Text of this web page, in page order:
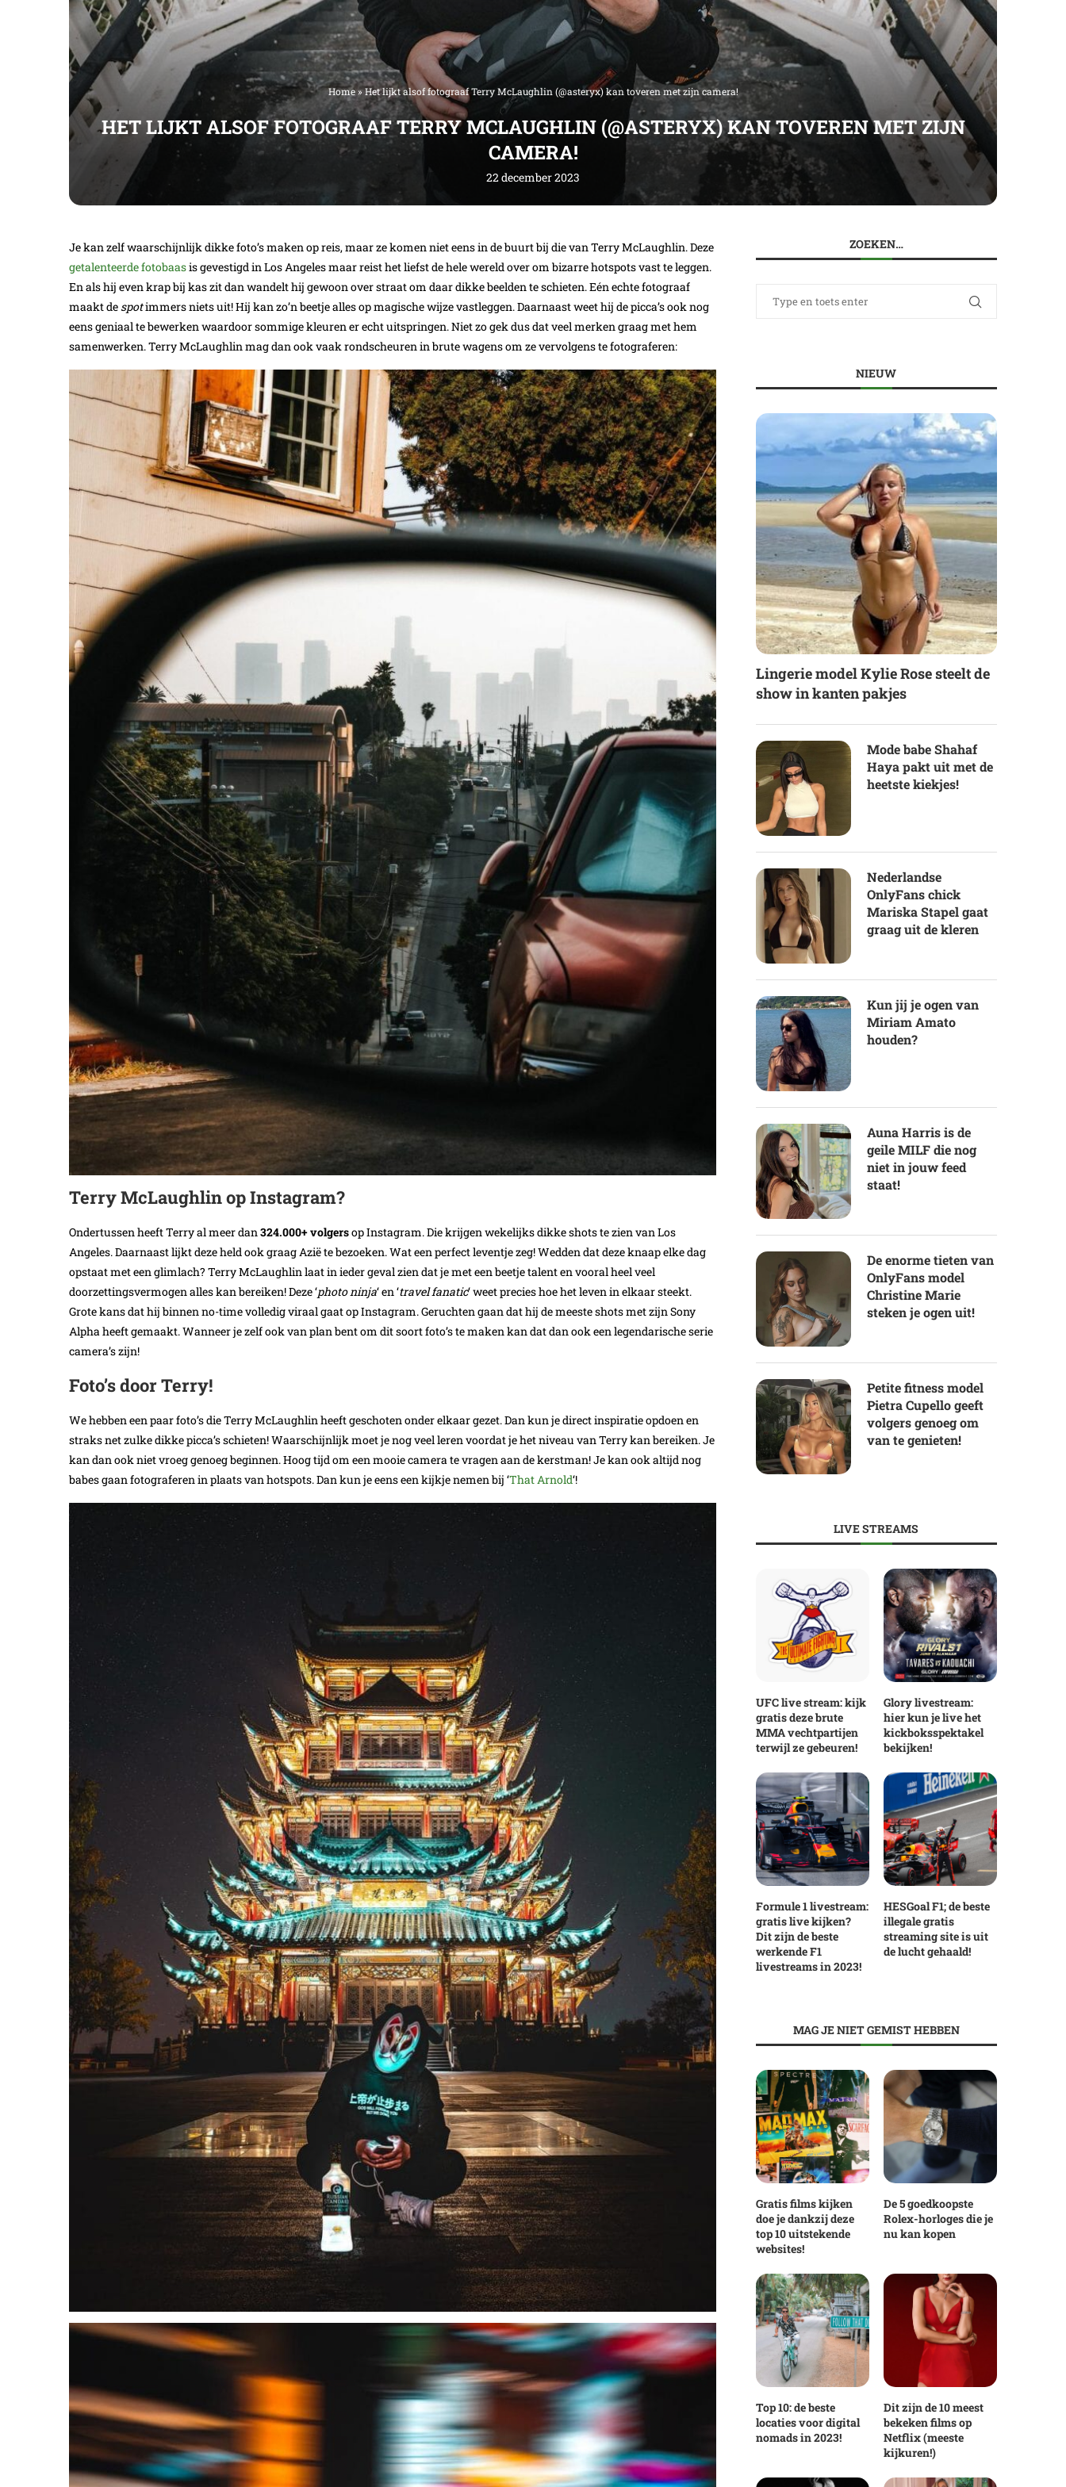
Home»Het lijkt alsof fotograaf Terry McLaughlin (@asteryx) kan toveren met zijn camera!
HET LIJKT ALSOF FOTOGRAAF TERRY MCLAUGHLIN (@ASTERYX) KAN TOVEREN MET ZIJN
CAMERA!
22 december 2023
Je kan zelf waarschijnlijk dikke foto’s maken op reis, maar ze komen niet eens in de buurt bij die van Terry McLaughlin. Deze
getalenteerde fotobaasis gevestigd in Los Angeles maar reist het liefst de hele wereld over om bizarre hotspots vast te leggen.
En als hij even krap bij kas zit dan wandelt hij gewoon over straat om daar dikke beelden te schieten. Eén echte fotograaf
maakt de spotimmers niets uit! Hij kan zo’n beetje alles op magische wijze vastleggen. Daarnaast weet hij de picca’s ook nog
eens geniaal te bewerken waardoor sommige kleuren er echt uitspringen. Niet zo gek dus dat veel merken graag met hem
samenwerken. Terry McLaughlin mag dan ook vaak rondscheuren in brute wagens om ze vervolgens te fotograferen:
Terry McLaughlin op Instagram?
Ondertussen heeft Terry al meer dan324.000+ volgersop Instagram. Die krijgen wekelijks dikke shots te zien van Los
Angeles. Daarnaast lijkt deze held ook graag Azië te bezoeken. Wat een perfect leventje zeg! Wedden dat deze knaap elke dag
opstaat met een glimlach? Terry McLaughlin laat in ieder geval zien dat je met een beetje talent en vooral heel veel
doorzettingsvermogen alles kan bereiken! Deze ‘photo ninja‘ en ‘travel fanatic‘ weet precies hoe het leven in elkaar steekt.
Grote kans dat hij binnen no-time volledig viraal gaat op Instagram. Geruchten gaan dat hij de meeste shots met zijn Sony
Alpha heeft gemaakt. Wanneer je zelf ook van plan bent om dit soort foto’s te maken kan dat dan ook een legendarische serie
camera’s zijn!
Foto’s door Terry!
We hebben een paar foto’s die Terry McLaughlin heeft geschoten onder elkaar gezet. Dan kun je direct inspiratie opdoen en
straks net zulke dikke picca’s schieten! Waarschijnlijk moet je nog veel leren voordat je het niveau van Terry kan bereiken. Je
kan dan ook niet vroeg genoeg beginnen. Hoog tijd om een mooie camera te vragen aan de kerstman! Je kan ook altijd nog
babes gaan fotograferen in plaats van hotspots. Dan kun je eens een kijkje nemen bij ‘That Arnold‘!
ZOEKEN…
NIEUW
Lingerie model Kylie Rose steelt de
show in kanten pakjes
Mode babe Shahaf
Haya pakt uit met de
heetste kiekjes!
Nederlandse
OnlyFans chick
Mariska Stapel gaat
graag uit de kleren
Kun jij je ogen van
Miriam Amato
houden?
Auna Harris is de
geile MILF die nog
niet in jouw feed
staat!
De enorme tieten van
OnlyFans model
Christine Marie
steken je ogen uit!
Petite fitness model
Pietra Cupello geeft
volgers genoeg om
van te genieten!
LIVE STREAMS
UFC live stream: kijk
gratis deze brute
MMA vechtpartijen
terwijl ze gebeuren!
Glory livestream:
hier kun je live het
kickboksspektakel
bekijken!
Formule 1 livestream:
gratis live kijken?
Dit zijn de beste
werkende F1
livestreams in 2023!
HESGoal F1; de beste
illegale gratis
streaming site is uit
de lucht gehaald!
MAG JE NIET GEMIST HEBBEN
Gratis films kijken
doe je dankzij deze
top 10 uitstekende
websites!
De 5 goedkoopste
Rolex-horloges die je
nu kan kopen
Top 10: de beste
locaties voor digital
nomads in 2023!
Dit zijn de 10 meest
bekeken films op
Netflix (meeste
kijkuren!)